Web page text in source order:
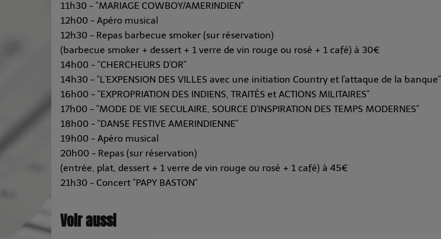
11h30 - "MARIAGE COWBOY/AMERINDIEN"
12h00 - Apéro musical
12h30 - Repas barbecue smoker (sur réservation)
(barbecue smoker + dessert + 1 verre de vin rouge ou rosé + 1 café) à 30€
14h00 - "CHERCHEURS D'OR"
14h30 - "L'EXPENSION DES VILLES avec une initiation Country et l'attaque de la banque"
16h00 - "EXPROPRIATION DES INDIENS, TRAITÉS et ACTIONS MILITAIRES"
17h00 - "MODE DE VIE SECULAIRE, SOURCE D'INSPIRATION DES TEMPS MODERNES"
18h00 - "DANSE FESTIVE AMERINDIENNE"
19h00 - Apéro musical
20h00 - Repas (sur réservation)
(entrée, plat, dessert + 1 verre de vin rouge ou rosé + 1 café) à 45€
21h30 - Concert "PAPY BASTON"
Voir aussi